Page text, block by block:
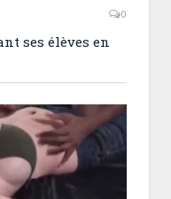
0
ses élèves en